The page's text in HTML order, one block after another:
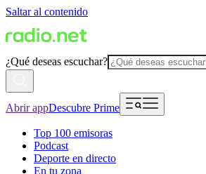
Saltar al contenido
¿Qué deseas escuchar?
Abrir appDescubre Prime
Top 100 emisoras
Podcast
Deporte en directo
En tu zona